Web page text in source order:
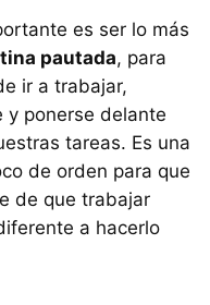
es ser lo más
pautada, para
ir a trabajar,
y ponerse delante
tareas. Es una
de orden para que
de que trabajar
a hacerlo